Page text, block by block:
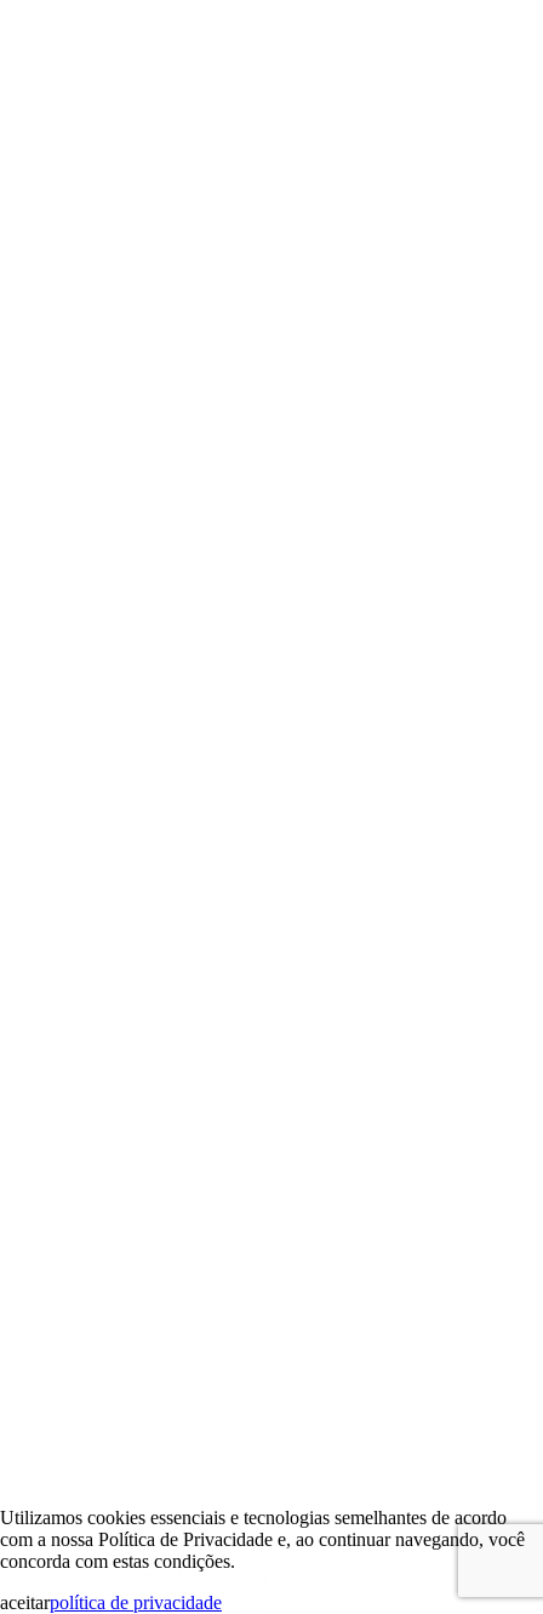
Utilizamos cookies essenciais e tecnologias semelhantes de acordo
com a nossa Política de Privacidade e, ao continuar navegando, você
concorda com estas condições.
aceitarpolítica de privacidade